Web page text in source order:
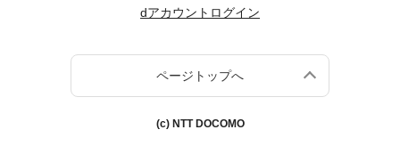
dアカウントログイン
ページトップへ
(c) NTT DOCOMO